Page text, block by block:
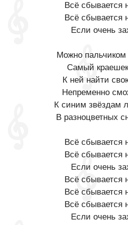
Всё сбывается
Всё сбывается
Если очень
Можно пальчиком
Самый
К ней найти
Непременно
К синим звёздам
В разноцветных
Всё сбывается
Всё сбывается
Если очень
Всё сбывается
Всё сбывается
Всё сбывается
Если очень